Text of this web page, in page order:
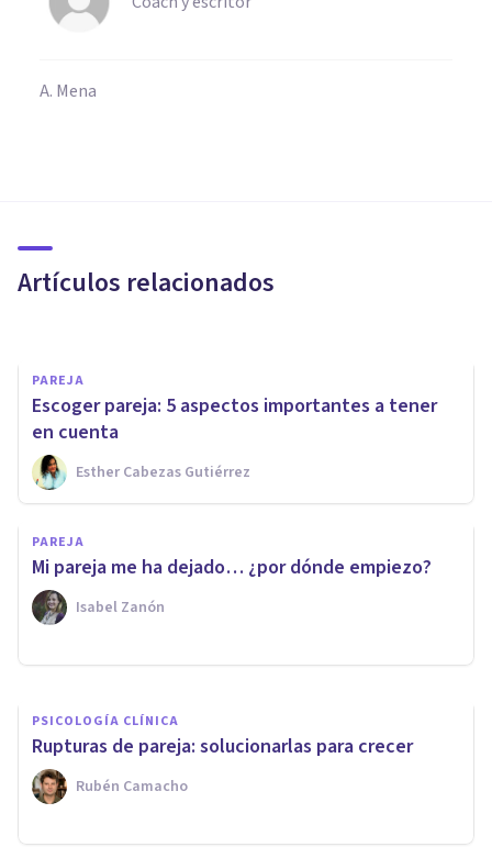
A. Mena
Artículos relacionados
cómo reforzarla
PAREJA
​Escoger pareja: 5 aspectos importantes a tener
en cuenta
Esther Cabezas Gutiérrez
PAREJA
Mi pareja me ha dejado… ¿por dónde empiezo?
Isabel Zanón
PAREJA
'Mi pareja solo ve lo malo de
mí': posibles causas y qué
hacer
PSICOLOGÍA CLÍNICA
Rupturas de pareja: solucionarlas para crecer
Rubén Camacho